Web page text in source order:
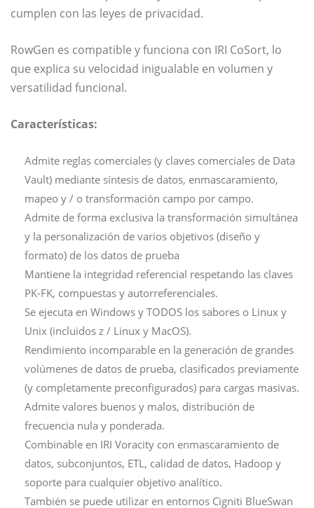
cumplen con las leyes de privacidad.
RowGen es compatible y funciona con IRI CoSort, lo
que explica su velocidad inigualable en volumen y
versatilidad funcional.
Características:
Admite reglas comerciales (y claves comerciales de Data
Vault) mediante síntesis de datos, enmascaramiento,
mapeo y / o transformación campo por campo.
Admite de forma exclusiva la transformación simultánea
y la personalización de varios objetivos (diseño y
formato) de los datos de prueba
Mantiene la integridad referencial respetando las claves
PK-FK, compuestas y autorreferenciales.
Se ejecuta en Windows y TODOS los sabores o Linux y
Unix (incluidos z / Linux y MacOS).
Rendimiento incomparable en la generación de grandes
volúmenes de datos de prueba, clasificados previamente
(y completamente preconfigurados) para cargas masivas.
Admite valores buenos y malos, distribución de
frecuencia nula y ponderada.
Combinable en IRI Voracity con enmascaramiento de
datos, subconjuntos, ETL, calidad de datos, Hadoop y
soporte para cualquier objetivo analítico.
También se puede utilizar en entornos Cigniti BlueSwan